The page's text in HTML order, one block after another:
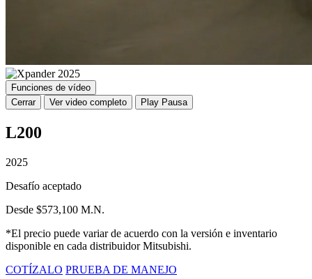
Funciones de vídeo
Cerrar
Ver video completo Play Pausa
L200
2025
Desafío aceptado
Desde $573,100 M.N.
*El precio puede variar de acuerdo con la versión e inventario
disponible en cada distribuidor Mitsubishi.
COTÍZALO PRUEBA DE MANEJO